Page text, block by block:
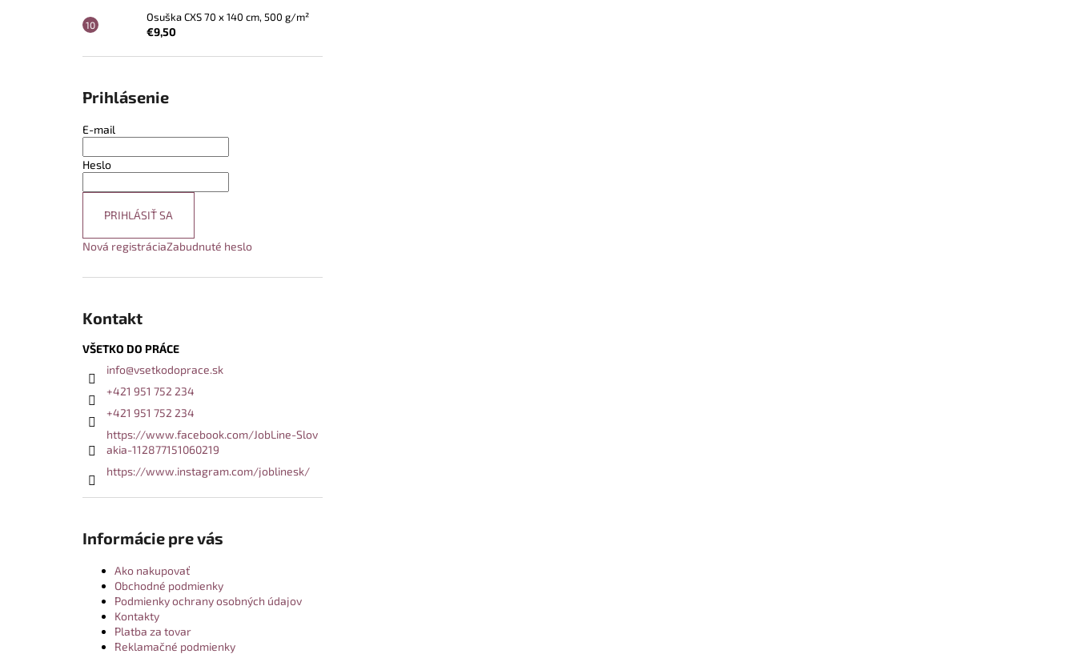
Osuška CXS 70 x 140 cm, 500 g/m²
€9,50
Prihlásenie
E-mail
Heslo
PRIHLÁSIŤ SA
Nová registráciaZabudnuté heslo
Kontakt
VŠETKO DO PRÁCE
info@vsetkodoprace.sk
+421 951 752 234
+421 951 752 234
https://www.facebook.com/JobLine-Slov
akia-112877151060219
https://www.instagram.com/joblinesk/
Informácie pre vás
Ako nakupovať
Obchodné podmienky
Podmienky ochrany osobných údajov
Kontakty
Platba za tovar
Reklamačné podmienky